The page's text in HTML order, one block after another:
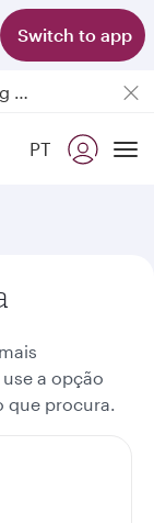
Switch to app
Passengers flying between Doha and Auckland on QR914 and QR915
18 June 2026: Updates on Travelling with Power Banks
PT
a opção
que procura.